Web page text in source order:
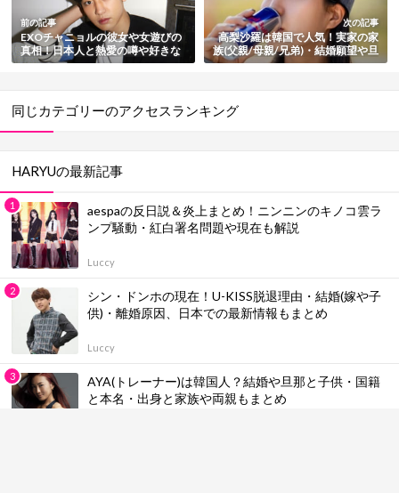
前の記事
EXOチャニョルの彼女や女遊びの
真相！日本人と熱愛の噂や好きな
タイプも紹介
次の記事
高梨沙羅は韓国で人気！実家の家
族(父親/母親/兄弟)・結婚願望や旦
那と子供の有無も総まとめ
同じカテゴリーのアクセスランキング
HARYUの最新記事
aespaの反日説＆炎上まとめ！ニンニンのキノコ雲ラ
ンプ騒動・紅白署名問題や現在も解説
Luccy
シン・ドンホの現在！U-KISS脱退理由・結婚(嫁や子
供)・離婚原因、日本での最新情報もまとめ
Luccy
AYA(トレーナー)は韓国人？結婚や旦那と子供・国籍
と本名・出身と家族や両親もまとめ